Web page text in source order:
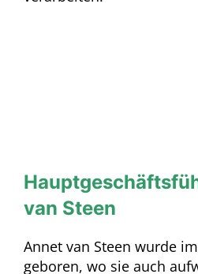
van Steen
Annet van Steen wurde
geboren, wo sie auch